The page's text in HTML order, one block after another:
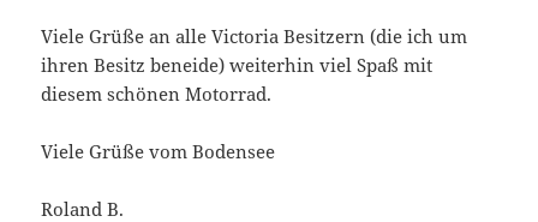
Viele Grüße an alle Victoria Besitzern (die ich um
ihren Besitz beneide) weiterhin viel Spaß mit
diesem schönen Motorrad.
Viele Grüße vom Bodensee
Roland B.